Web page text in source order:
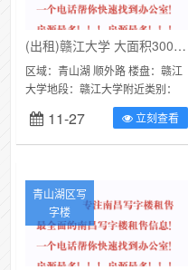
(出租)赣江大学 大面积3000平 可分租欢迎打扰 免中介
区域：青山湖 顺外路 楼盘：赣江
大学地段：赣江大学附近类别：
写字楼（可注册公司）面积：
3000㎡价格：120000元/月青山...
11-27 立刻查看
青山湖区写
字楼